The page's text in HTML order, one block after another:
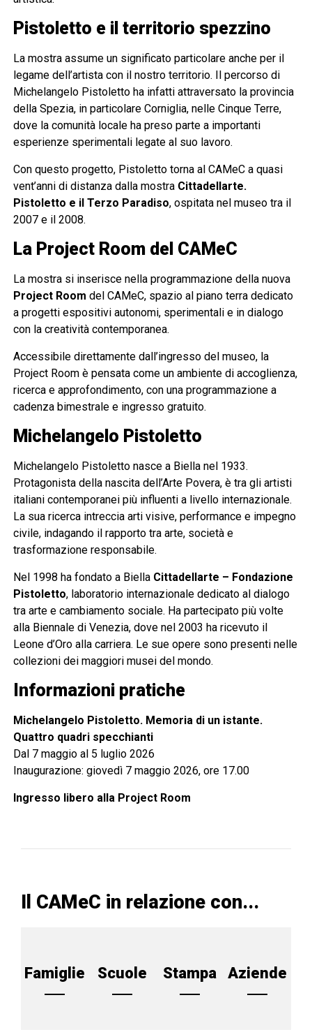
Pistoletto e il territorio spezzino
La mostra assume un significato particolare anche per il
legame dell’artista con il nostro territorio. Il percorso di
Michelangelo Pistoletto ha infatti attraversato la provincia
della Spezia, in particolare Corniglia, nelle Cinque Terre,
dove la comunità locale ha preso parte a importanti
esperienze sperimentali legate al suo lavoro.
Con questo progetto, Pistoletto torna al CAMeC a quasi
vent’anni di distanza dalla mostra Cittadellarte.
Pistoletto e il Terzo Paradiso, ospitata nel museo tra il
2007 e il 2008.
La Project Room del CAMeC
La mostra si inserisce nella programmazione della nuova
Project Room del CAMeC, spazio al piano terra dedicato
a progetti espositivi autonomi, sperimentali e in dialogo
con la creatività contemporanea.
Accessibile direttamente dall’ingresso del museo, la
Project Room è pensata come un ambiente di accoglienza,
ricerca e approfondimento, con una programmazione a
cadenza bimestrale e ingresso gratuito.
Michelangelo Pistoletto
Michelangelo Pistoletto nasce a Biella nel 1933.
Protagonista della nascita dell’Arte Povera, è tra gli artisti
italiani contemporanei più influenti a livello internazionale.
La sua ricerca intreccia arti visive, performance e impegno
civile, indagando il rapporto tra arte, società e
trasformazione responsabile.
Nel 1998 ha fondato a Biella Cittadellarte – Fondazione
Pistoletto, laboratorio internazionale dedicato al dialogo
tra arte e cambiamento sociale. Ha partecipato più volte
alla Biennale di Venezia, dove nel 2003 ha ricevuto il
Leone d’Oro alla carriera. Le sue opere sono presenti nelle
collezioni dei maggiori musei del mondo.
Informazioni pratiche
Michelangelo Pistoletto. Memoria di un istante.
Quattro quadri specchianti
Dal 7 maggio al 5 luglio 2026
Inaugurazione: giovedì 7 maggio 2026, ore 17.00
Ingresso libero alla Project Room
Il CAMeC in relazione con...
Famiglie Scuole Stampa Aziende